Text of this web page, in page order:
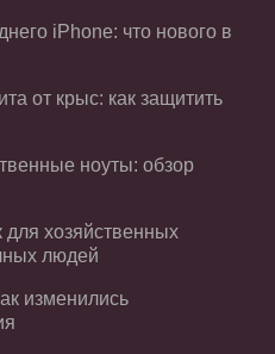
iPhone: что нового в
от крыс: как защитить
ноуты: обзор
хозяйственных
людей
изменились